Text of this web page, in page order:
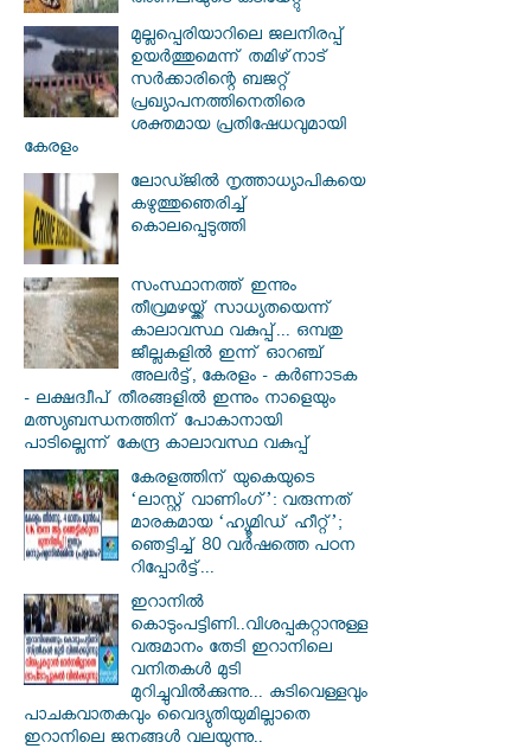
മുല്ലപ്പെരിയാറിലെ ജലനിരപ്പ്
ഉയര്‍ത്തുമെന്ന് തമിഴ്‌നാട്
സര്‍ക്കാരിന്റെ ബജറ്റ്
പ്രഖ്യാപനത്തിനെതിരെ
ശക്തമായ പ്രതിഷേധവുമായി
കേരളം
ലോഡ്ജില്‍ നൃത്താധ്യാപികയെ
കഴുത്തുഞെരിച്ച്
കൊലപ്പെടുത്തി
സംസ്ഥാനത്ത് ഇന്നും
തീവ്രമഴയ്ക്ക് സാധ്യതയെന്ന്
കാലാവസ്ഥ വകുപ്പ്... ഒമ്പതു
ജീല്ലകളില്‍ ഇന്ന് ഓറഞ്ച്
അലര്‍ട്ട്, കേരളം - കര്‍ണാടക
- ലക്ഷദ്വീപ് തീരങ്ങളില്‍ ഇന്നും നാളെയും
മത്സ്യബന്ധനത്തിന് പോകാനായി
പാടില്ലെന്ന് കേന്ദ്ര കാലാവസ്ഥ വകുപ്പ്
കേരളത്തിന് യുകെയുടെ
‘ലാസ്റ്റ് വാണിംഗ്’: വരുന്നത്
മാരകമായ ‘ഹ്യൂമിഡ് ഹീറ്റ്’;
ഞെട്ടിച്ച് 80 വർഷത്തെ പഠന
റിപ്പോർട്ട്...
ഇറാനില്‍
കൊടുംപട്ടിണി..വിശപ്പകറ്റാനുള്ള
വരുമാനം തേടി ഇറാനിലെ
വനിതകള്‍ മുടി
മുറിച്ചുവില്‍ക്കുന്നു... കുടിവെള്ളവും
പാചകവാതകവും വൈദ്യുതിയുമില്ലാതെ
ഇറാനിലെ ജനങ്ങള്‍ വലയുന്നു..